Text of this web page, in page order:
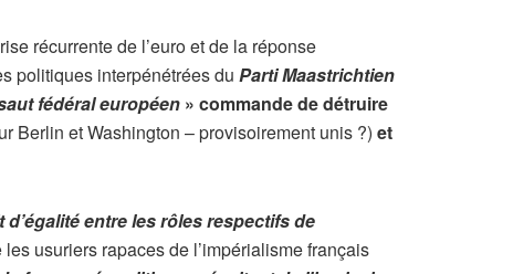
récurrente de l’euro et de la réponse
politiques interpénétrées du Parti Maastrichtien
fédéral européen » commande de détruire
Berlin et Washington – provisoirement unis ?) et
entre les rôles respectifs de
usuriers rapaces de l’impérialisme français